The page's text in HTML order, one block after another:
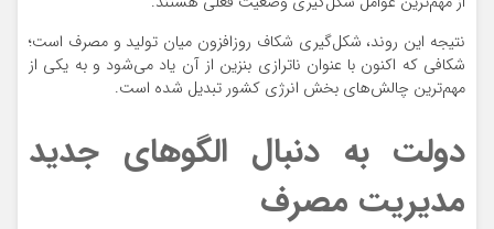
نتیجه این روند، شکل‌گیری شکاف روزافزون میان تولید و مصرف است؛
شکافی که اکنون با عنوان ناترازی بنزین از آن یاد می‌شود و به یکی از
مهم‌ترین چالش‌های بخش انرژی کشور تبدیل شده است.
دولت به دنبال الگوهای جدید
مدیریت مصرف